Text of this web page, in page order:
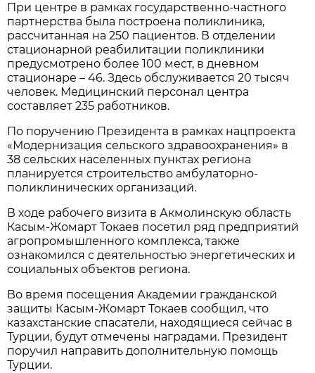
При центре в рамках государственно-частного
партнерства была построена поликлиника,
рассчитанная на 250 пациентов. В отделении
стационарной реабилитации поликлиники
предусмотрено более 100 мест, в дневном
стационаре – 46. Здесь обслуживается 20 тысяч
человек. Медицинский персонал центра
составляет 235 работников.
По поручению Президента в рамках нацпроекта
«Модернизация сельского здравоохранения» в
38 сельских населенных пунктах региона
планируется строительство амбулаторно-
поликлинических организаций.
В ходе рабочего визита в Акмолинскую область
Касым-Жомарт Токаев посетил ряд предприятий
агропромышленного комплекса, также
ознакомился с деятельностью энергетических и
социальных объектов региона.
Во время посещения Академии гражданской
защиты Касым-Жомарт Токаев сообщил, что
казахстанские спасатели, находящиеся сейчас в
Турции, будут отмечены наградами. Президент
поручил направить дополнительную помощь
Турции.